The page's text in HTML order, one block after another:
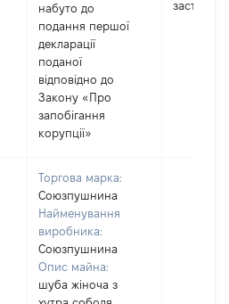
набуто до
подання першої
декларації
поданої
відповідно до
Закону «Про
запобігання
корупції»
Торгова марка:
Союзпушнина
Найменування
виробника:
Союзпушнина
Опис майна:
шуба жіноча з